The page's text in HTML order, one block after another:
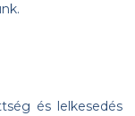
és lelkesedés